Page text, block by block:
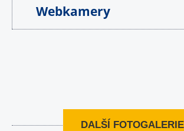
Webkamery
DALŠÍ FOTOGALERIE